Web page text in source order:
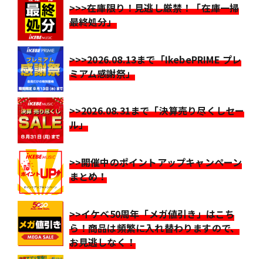
>>>在庫限り！見逃し厳禁！「在庫一掃
最終処分」
>>>2026.08.13まで「IkebePRIME プレ
ミアム感謝祭」
>>2026.08.31まで「決算売り尽くしセー
ル」
>>開催中のポイントアップキャンペーン
まとめ！
>>イケベ50周年「メガ値引き」はこち
ら！商品は頻繁に入れ替わりますので、
お見逃しなく！